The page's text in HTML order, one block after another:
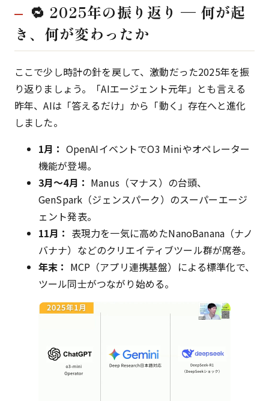
🔁 2025年の振り返り — 何が起
き、何が変わったか
ここで少し時計の針を戻して、激動だった2025年を振
り返りましょう。「AIエージェント元年」とも言える
昨年、AIは「答えるだけ」から「動く」存在へと進化
しました。
1月： OpenAIイベントでO3 Miniやオペレーター
機能が登場。
3月〜4月： Manus（マナス）の台頭、
GenSpark（ジェンスパーク）のスーパーエージ
ェント発表。
11月： 表現力を一気に高めたNanoBanana（ナノ
バナナ）などのクリエイティブツール群が席巻。
年末： MCP（アプリ連携基盤）による標準化で、
ツール同士がつながり始める。